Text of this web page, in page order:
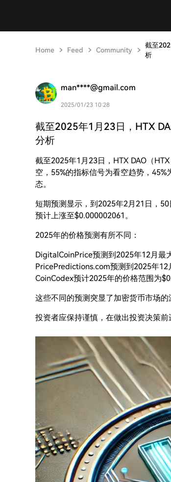
Home Feed Community
截至
析
man****@gmail.com
2025/01/23 10:28
截至2025年1月23日，HTX
分析
截至2025年1月23日，HTX DAO（
空，55%的指标信号为看空趋势，
态。
短期预测显示，到2025年2月21日，
预计上涨至$0.000002061。
2025年的价格预测有所不同：
DigitalCoinPrice预测到2025年12月最
PricePredictions.com预测到2025年12
CoinCodex预计2025年的价格范围为
这些不同的预测突显了加密货币市场的
投资者应保持谨慎，在做出投资决策前